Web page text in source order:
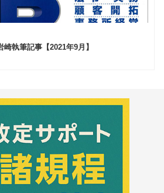
崎執筆記事【2021年9月】